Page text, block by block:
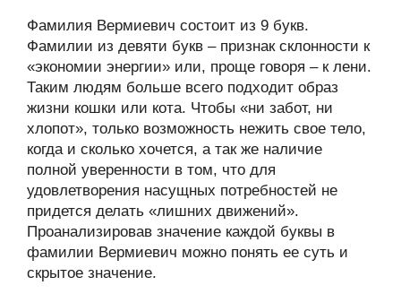
Фамилия Вермиевич состоит из 9 букв.
Фамилии из девяти букв – признак склонности к
«экономии энергии» или, проще говоря – к лени.
Таким людям больше всего подходит образ
жизни кошки или кота. Чтобы «ни забот, ни
хлопот», только возможность нежить свое тело,
когда и сколько хочется, а так же наличие
полной уверенности в том, что для
удовлетворения насущных потребностей не
придется делать «лишних движений».
Проанализировав значение каждой буквы в
фамилии Вермиевич можно понять ее суть и
скрытое значение.